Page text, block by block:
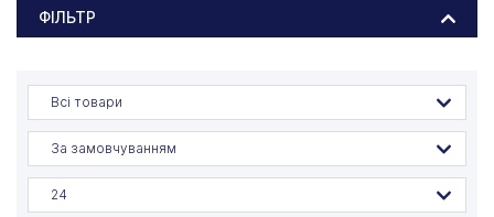
ФІЛЬТР
Всі товари
За замовчуванням
24